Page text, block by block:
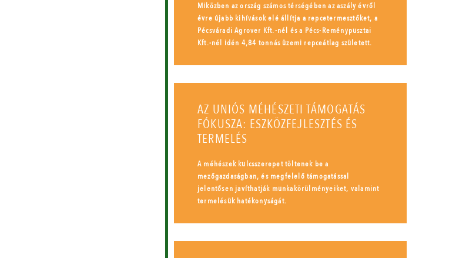
Miközben az ország számos térségében az aszály évről
évre újabb kihívások elé állítja a repcetermesztőket, a
Pécsváradi Agrover Kft.-nél és a Pécs-Reménypusztai
Kft.-nél idén 4,84 tonnás üzemi repceátlag született.
AZ UNIÓS MÉHÉSZETI TÁMOGATÁS
FÓKUSZA: ESZKÖZFEJLESZTÉS ÉS
TERMELÉS
A méhészek kulcsszerepet töltenek be a
mezőgazdaságban, és megfelelő támogatással
jelentősen javíthatják munkakörülményeiket, valamint
termelésük hatékonyságát.